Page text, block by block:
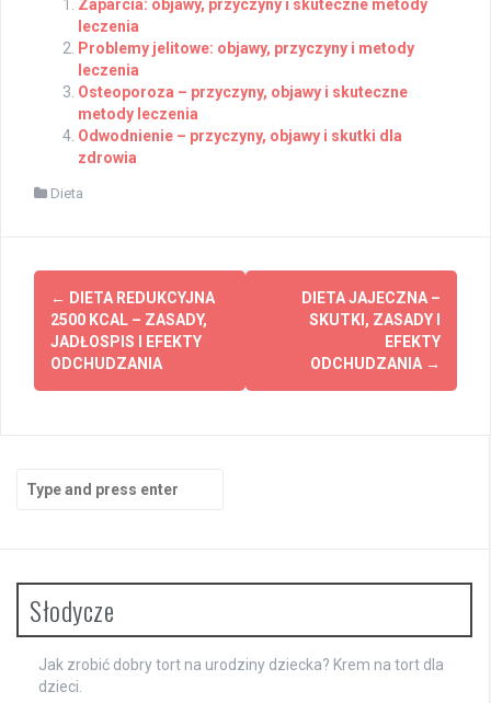
Zaparcia: objawy, przyczyny i skuteczne metody
leczenia
Problemy jelitowe: objawy, przyczyny i metody
leczenia
Osteoporoza – przyczyny, objawy i skuteczne
metody leczenia
Odwodnienie – przyczyny, objawy i skutki dla
zdrowia
Dieta
Post
navigation
← DIETA REDUKCYJNA
2500 KCAL – ZASADY,
JADŁOSPIS I EFEKTY
ODCHUDZANIA
DIETA JAJECZNA –
SKUTKI, ZASADY I
EFEKTY
ODCHUDZANIA →
for:
Słodycze
Jak zrobić dobry tort na urodziny dziecka? Krem na tort dla
dzieci.